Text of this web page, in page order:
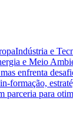
Indústria e
e Meio
enfrenta
formação,
para